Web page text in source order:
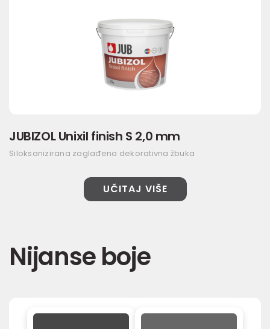
JUBIZOL Unixil finish S 2,0 mm
Siloksanizirana zaglađena dekorativna žbuka
UČITAJ VIŠE
Nijanse boje